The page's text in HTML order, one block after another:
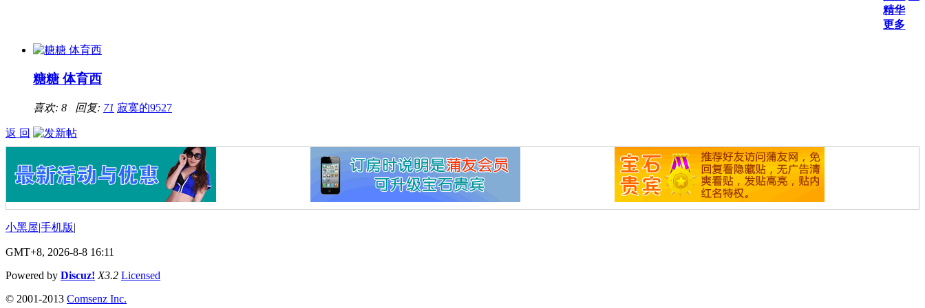
精华
更多
糖糖 体育西
喜欢: 8 回复: 71 寂寞的9527
返 回
小黑屋|手机版|
GMT+8, 2026-8-8 16:11
Powered by Discuz! X3.2 Licensed
© 2001-2013 Comsenz Inc.